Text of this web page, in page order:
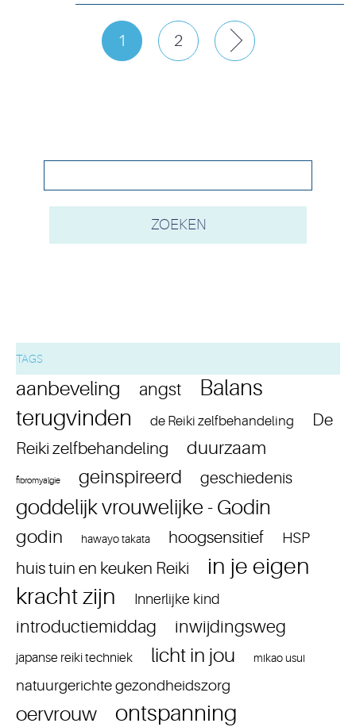
1 2 Next
TAGS
aanbeveling angst
Balans
terugvinden
de Reiki zelfbehandeling
De
Reiki zelfbehandeling
duurzaam
fibromyalgie geinspireerd geschiedenis
goddelijk vrouwelijke - Godin
godin hawayo takata hoogsensitief HSP
huis tuin en keuken Reiki
in je eigen
kracht zijn
Innerlijke kind
introductiemiddag inwijdingsweg
japanse reiki techniek licht in jou mikao usui
natuurgerichte gezondheidszorg
oervrouw ontspanning